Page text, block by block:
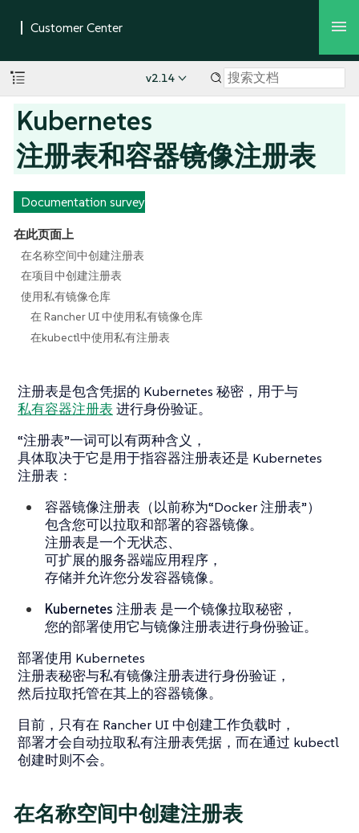
v2.14
Kubernetes
注册表和容器镜像注册表
Documentation survey
在此页面上
在名称空间中创建注册表
在项目中创建注册表
使用私有镜像仓库
在 Rancher UI 中使用私有镜像仓库
在kubectl中使用私有注册表
注册表是包含凭据的 Kubernetes 秘密，用于与
私有容器注册表 进行身份验证。
“注册表”一词可以有两种含义，
具体取决于它是用于指容器注册表还是 Kubernetes
注册表：
容器镜像注册表 （以前称为“Docker 注册表”）
包含您可以拉取和部署的容器镜像。
注册表是一个无状态、
可扩展的服务器端应用程序，
存储并允许您分发容器镜像。
Kubernetes 注册表 是一个镜像拉取秘密，
您的部署使用它与镜像注册表进行身份验证。
部署使用 Kubernetes
注册表秘密与私有镜像注册表进行身份验证，
然后拉取托管在其上的容器镜像。
目前，只有在 Rancher UI 中创建工作负载时，
部署才会自动拉取私有注册表凭据，而在通过 kubectl
创建时则不会。
在名称空间中创建注册表